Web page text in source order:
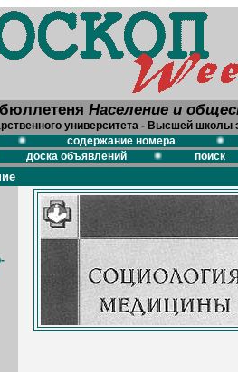
Население и
университета - Высшей школы
содержание номера
доска объявлений поиск